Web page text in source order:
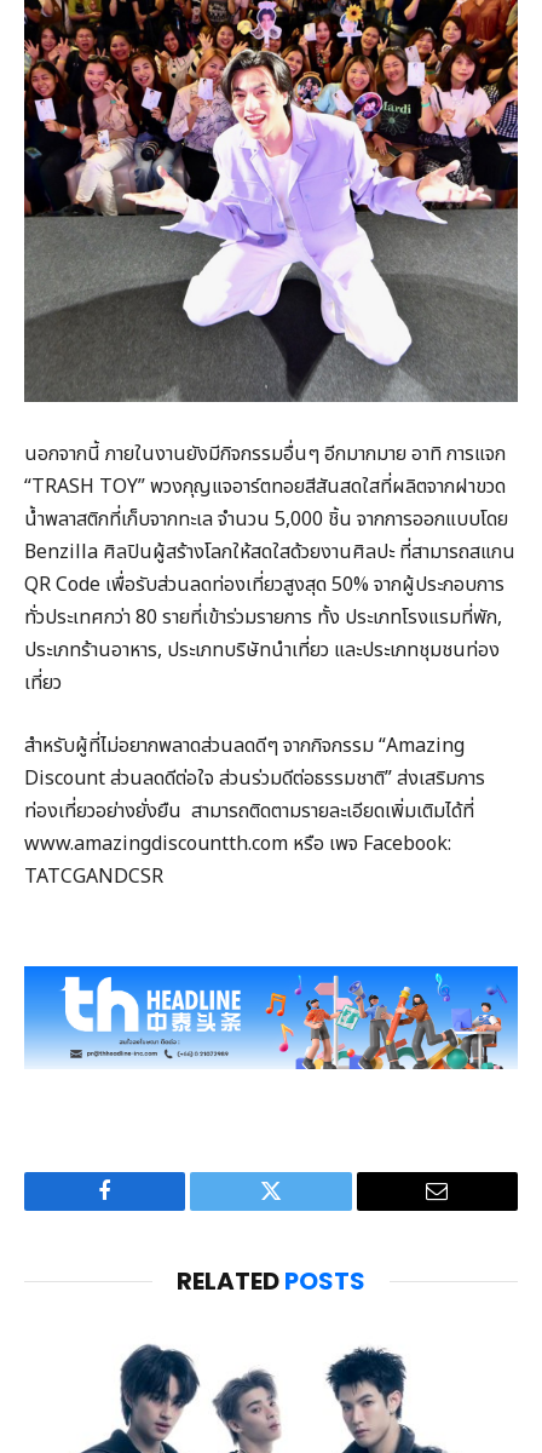
นอกจากนี้ ภายในงานยังมีกิจกรรมอื่นๆ อีกมากมาย อาทิ การแจก
“TRASH TOY” พวงกุญแจอาร์ตทอยสีสันสดใสที่ผลิตจากฝาขวด
น้ำพลาสติกที่เก็บจากทะเล จำนวน 5,000 ชิ้น จากการออกแบบโดย
Benzilla ศิลปินผู้สร้างโลกให้สดใสด้วยงานศิลปะ ที่สามารถสแกน
QR Code เพื่อรับส่วนลดท่องเที่ยวสูงสุด 50% จากผู้ประกอบการ
ทั่วประเทศกว่า 80 รายที่เข้าร่วมรายการ ทั้ง ประเภทโรงแรมที่พัก,
ประเภทร้านอาหาร, ประเภทบริษัทนำเที่ยว และประเภทชุมชนท่อง
เที่ยว
สำหรับผู้ที่ไม่อยากพลาดส่วนลดดีๆ จากกิจกรรม “Amazing
Discount ส่วนลดดีต่อใจ ส่วนร่วมดีต่อธรรมชาติ” ส่งเสริมการ
ท่องเที่ยวอย่างยั่งยืน สามารถติดตามรายละเอียดเพิ่มเติมได้ที่
www.amazingdiscountth.com หรือ เพจ Facebook:
TATCGANDCSR
Facebook Twitter Email
RELATEDPOSTS